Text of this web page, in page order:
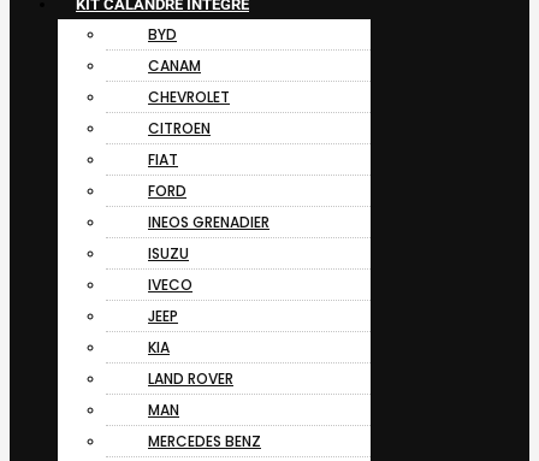
KIT CALANDRE INTÉGRÉ
BYD
CANAM
CHEVROLET
CITROEN
FIAT
FORD
INEOS GRENADIER
ISUZU
IVECO
JEEP
KIA
LAND ROVER
MAN
MERCEDES BENZ